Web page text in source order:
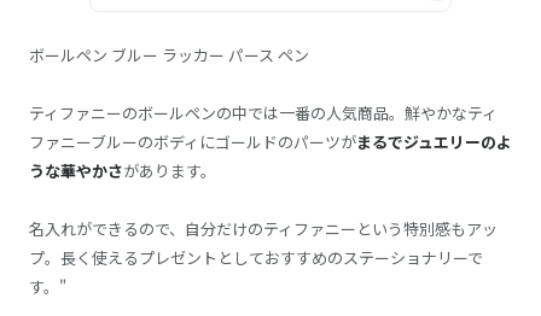
ボールペン ブルー ラッカー パース ペン
ティファニーのボールペンの中では一番の人気商品。鮮やかなティ
ファニーブルーのボディにゴールドのパーツがまるでジュエリーのよ
うな華やかさがあります。
名入れができるので、自分だけのティファニーという特別感もアッ
プ。長く使えるプレゼントとしておすすめのステーショナリーで
す。"